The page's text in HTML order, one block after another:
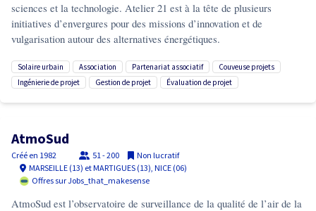
sciences et la technologie. Atelier 21 est à la tête de plusieurs
initiatives d’envergures pour des missions d’innovation et de
vulgarisation autour des alternatives énergétiques.
solaire urbain association partenariat associatif
couveuse projets
ingénierie de projet
gestion de projet évaluation de projet
AtmoSud
Créé en 1982 51 - 200
Non lucratif
MARSEILLE (13) et MARTIGUES (13), NICE (06)
Offres sur Jobs_that_makesense
AtmoSud est l’observatoire de surveillance de la qualité de l’air de la